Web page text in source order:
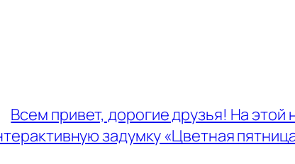
Всем привет, дорогие друзья! На
задумку «Цветная